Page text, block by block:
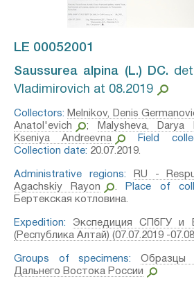
LE 00052001
Saussurea alpina (L.) DC.⁣
Vladimirovich at 08.2019
Collectors: Melnikov, Denis
Anatol'evich
; Malysheva, Darya
Kseniya Andreevna
Field
Collection date: 20.07.2019.
Administrative regions:
RU -
Agachskiy Rayon
. Place of
Бертекская котловина.
Expedition: Экспедиция СПбГУ и
(Республика Алтай) (07.07.2019 -
Groups of specimens:
Образцы
Дальнего Востока России